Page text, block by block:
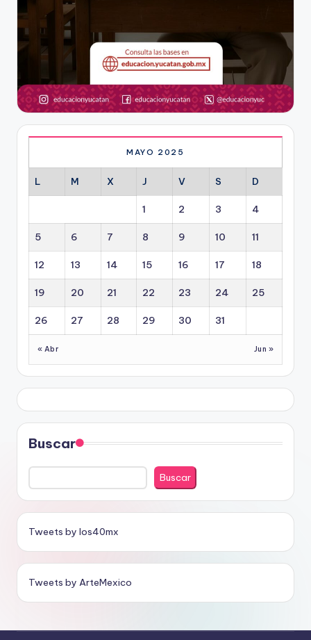
MAYO 2025
L M X J V S D
1 2 3 4
5 6 7 8 9 10 11
12 13 14 15 16 17 18
19 20 21 22 23 24 25
26 27 28 29 30 31
« Abr Jun »
Buscar
Buscar
Tweets by los40mx
Tweets by ArteMexico